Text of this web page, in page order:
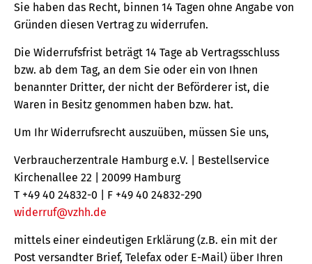
Sie haben das Recht, binnen 14 Tagen ohne Angabe von
Gründen diesen Vertrag zu widerrufen.
Die Widerrufsfrist beträgt 14 Tage ab Vertragsschluss
bzw. ab dem Tag, an dem Sie oder ein von Ihnen
benannter Dritter, der nicht der Beförderer ist, die
Waren in Besitz genommen haben bzw. hat.
Um Ihr Widerrufsrecht auszuüben, müssen Sie uns,
Verbraucherzentrale Hamburg e.V. | Bestellservice
Kirchenallee 22 | 20099 Hamburg
T +49 40 24832-0 | F +49 40 24832-290
widerruf@vzhh.de
mittels einer eindeutigen Erklärung (z.B. ein mit der
Post versandter Brief, Telefax oder E-Mail) über Ihren